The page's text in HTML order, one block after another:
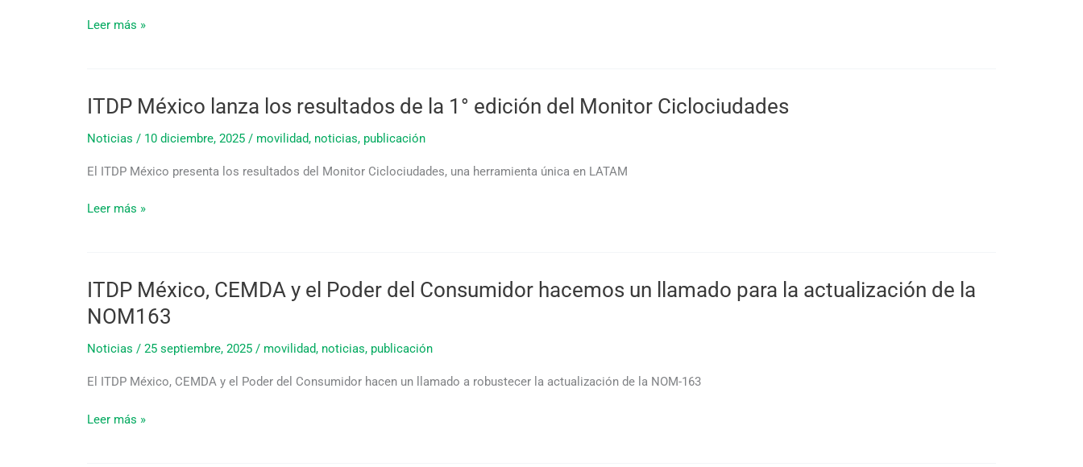
clave
seguridad
vial
México
Leer más »
ITDP México lanza los resultados de la 1° edición del Monitor Ciclociudades
Noticias / 10 diciembre, 2025 / movilidad, noticias, publicación
El ITDP México presenta los resultados del Monitor Ciclociudades, una herramienta única en LATAM
ITDP
lanza
resultados
Monitor
Ciclociudades
Leer más »
ITDP México, CEMDA y el Poder del Consumidor hacemos un llamado para la actualización de la
NOM163
Noticias / 25 septiembre, 2025 / movilidad, noticias, publicación
El ITDP México, CEMDA y el Poder del Consumidor hacen un llamado a robustecer la actualización de la NOM-163
ITDP
México,
CEMDA
y
Poder
Consumidor
Leer más »